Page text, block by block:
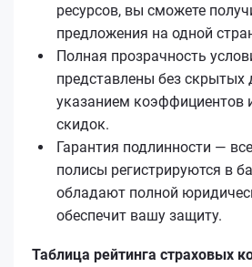
ресурсов, вы сможете
предложения на одной
Полная прозрачность
представлены без скрытых
указанием коэффициентов
скидок.
Гарантия подлинности —
полисы регистрируются в
обладают полной
обеспечит вашу защиту.
Таблица рейтинга страховых